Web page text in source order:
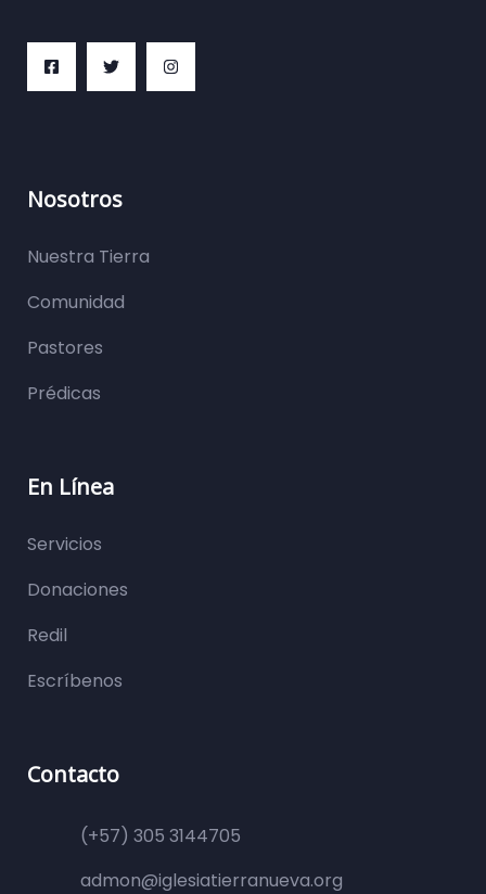
Nosotros
Nuestra Tierra
Comunidad
Pastores
Prédicas
En Línea
Servicios
Donaciones
Redil
Escríbenos
Contacto
(+57) 305 3144705
admon@iglesiatierranueva.org